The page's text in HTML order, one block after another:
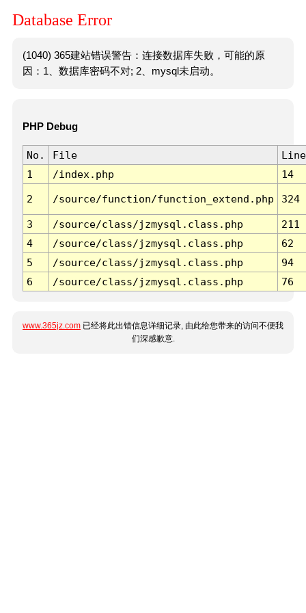
Database Error
(1040) 365建站错误警告：连接数据库失败，可能的原
因：1、数据库密码不对; 2、mysql未启动。
PHP Debug
No. File
Line
1
/index.php 14
2 /source/function/function_extend.php 324
3 /source/class/jzmysql.class.php
211
4
/source/class/jzmysql.class.php
62
5
/source/class/jzmysql.class.php
94
6
/source/class/jzmysql.class.php 76
www.365jz.com 已经将此出错信息详细记录, 由此给您带来的访问不便我
们深感歉意.